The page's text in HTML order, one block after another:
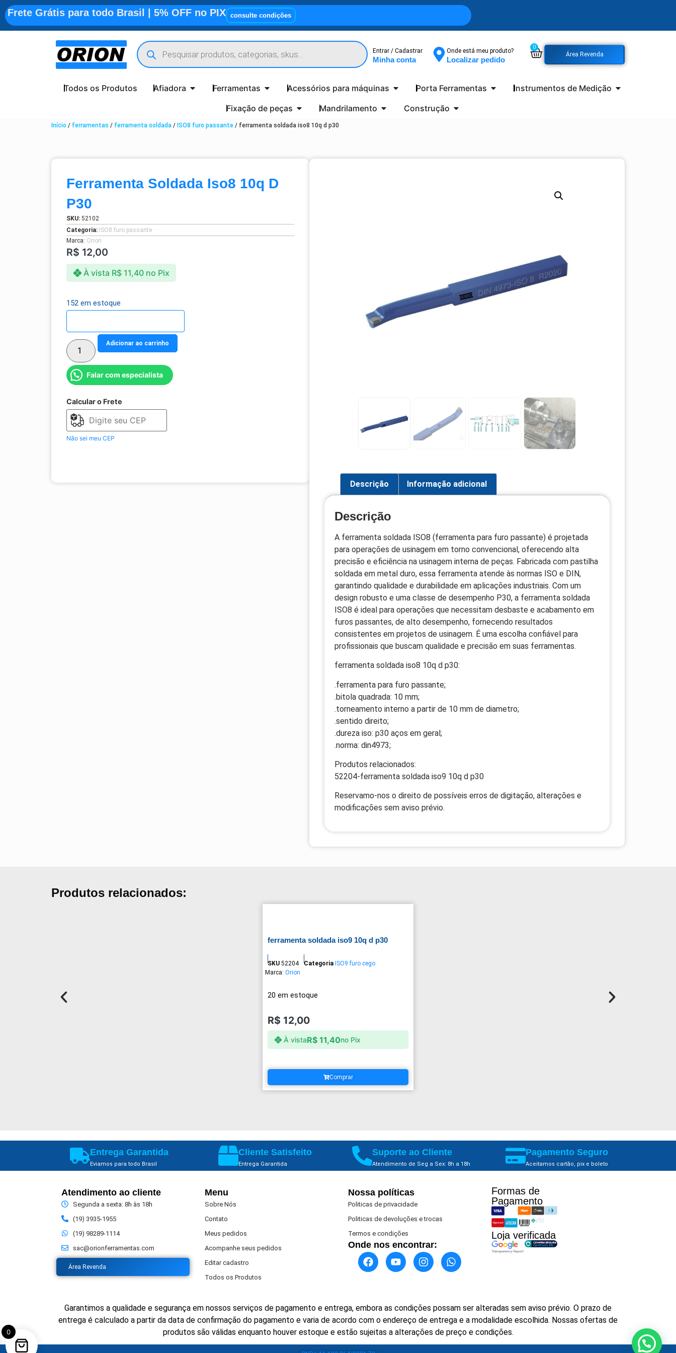
Frete Grátis para todo Brasil | 5% OFF no PIX consulte condições
Entrar / Cadastrar
Minha conta
Onde está meu produto?
Localizar pedido
0
Área Revenda
Todos os Produtos Afiadora Ferramentas Acessórios para máquinas Porta Ferramentas
Instrumentos de Medição
Fixação de peças
Mandrilamento Construção
Início / ferramentas / ferramenta soldada / ISO8 furo passante / ferramenta soldada iso8 10q d p30
Ferramenta Soldada Iso8 10q D
P30
SKU: 52102
Categoria: ISO8 furo passante
Marca: Orion
R$ 12,00
À vista R$11,40 no Pix
152 em estoque
Adicionar ao carrinho
Falar com especialista
Calcular o Frete
Não sei meu CEP
Descrição Informação adicional
Descrição
A ferramenta soldada ISO8 (ferramenta para furo passante) é projetada
para operações de usinagem em torno convencional, oferecendo alta
precisão e eficiência na usinagem interna de peças. Fabricada com pastilha
soldada em metal duro, essa ferramenta atende às normas ISO e DIN,
garantindo qualidade e durabilidade em aplicações industriais. Com um
design robusto e uma classe de desempenho P30, a ferramenta soldada
ISO8 é ideal para operações que necessitam desbaste e acabamento em
furos passantes, de alto desempenho, fornecendo resultados
consistentes em projetos de usinagem. É uma escolha confiável para
profissionais que buscam qualidade e precisão em suas ferramentas.
ferramenta soldada iso8 10q d p30:
.ferramenta para furo passante;
.bitola quadrada: 10 mm;
.torneamento interno a partir de 10 mm de diametro;
.sentido direito;
.dureza iso: p30 aços em geral;
.norma: din4973;
Produtos relacionados:
52204-ferramenta soldada iso9 10q d p30
Reservamo-nos o direito de possíveis erros de digitação, alterações e
modificações sem aviso prévio.
Produtos relacionados:
ferramenta soldada iso9 10q d p30
SKU 52204 Categoria ISO9 furo cego
Marca: Orion
20 em estoque
R$ 12,00
À vistaR$11,40no Pix
Comprar
Entrega Garantida
Eviamos para todo Brasil
Cliente Satisfeito
Entrega Garantida
Suporte ao Cliente
Atendimento de Seg a Sex: 8h a 18h
Pagamento Seguro
Aceitamos cartão, pix e boleto
Atendimento ao cliente
Segunda a sexta: 8h às 18h
(19) 3935-1955
(19) 98289-1114
sac@orionferramentas.com
Área Revenda
Menu
Sobre Nós
Contato
Meus pedidos
Acompanhe seus pedidos
Editar cadastro
Todos os Produtos
Nossa políticas
Politicas de privacidade
Politicas de devoluções e trocas
Termos e condições
Onde nos encontrar:
Formas de
Pagamento​
Loja verificada
Garantimos a qualidade e segurança em nossos serviços de pagamento e entrega, embora as condições possam ser alteradas sem aviso prévio. O prazo de
entrega é calculado a partir da data de confirmação do pagamento e varia de acordo com o endereço de entrega e a modalidade escolhida. Nossas ofertas de
produtos são válidas enquanto houver estoque e estão sujeitas a alterações de preço e condições.
0
Precisa de ajuda?